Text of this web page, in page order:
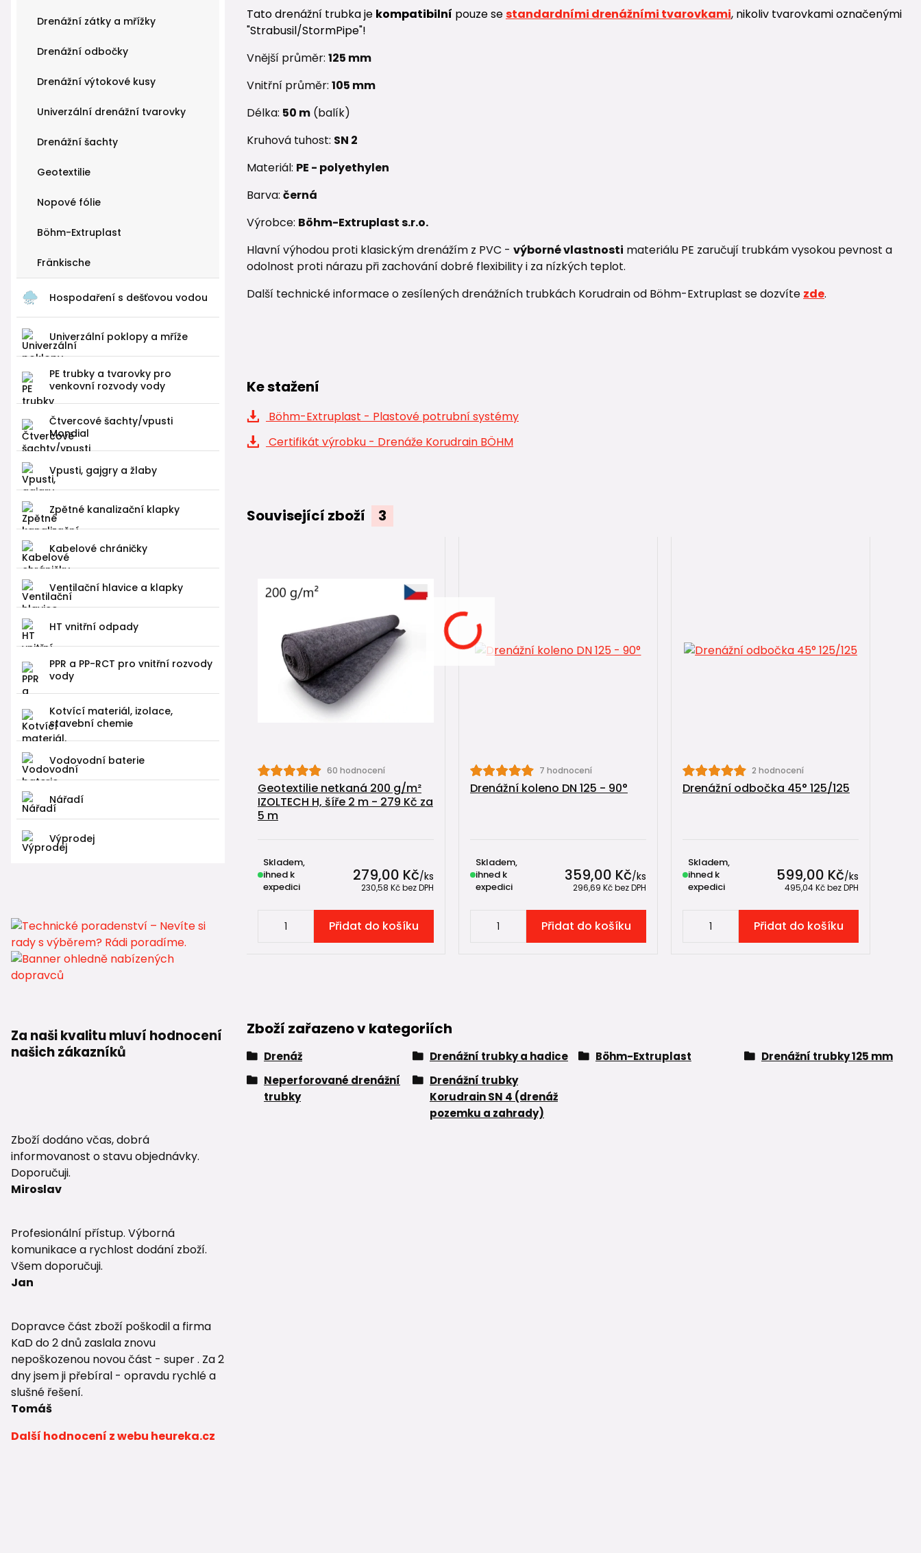
Drenážní zátky a mřížky
Drenážní odbočky
Drenážní výtokové kusy
Univerzální drenážní tvarovky
Drenážní šachty
Geotextilie
Nopové fólie
Böhm-Extruplast
Fränkische
Hospodaření s dešťovou vodou
Univerzální poklopy a mříže
PE trubky a tvarovky pro
venkovní rozvody vody
Čtvercové šachty/vpusti
Mondial
Vpusti, gajgry a žlaby
Zpětné kanalizační klapky
Kabelové chráničky
Ventilační hlavice a klapky
HT vnitřní odpady
PPR a PP-RCT pro vnitřní rozvody
vody
Kotvící materiál, izolace,
stavební chemie
Vodovodní baterie
Nářadí
Výprodej
Za naši kvalitu mluví hodnocení
našich zákazníků
Zboží dodáno včas, dobrá
informovanost o stavu objednávky.
Doporučuji.
Miroslav
Profesionální přístup. Výborná
komunikace a rychlost dodání zboží.
Všem doporučuji.
Jan
Dopravce část zboží poškodil a firma
KaD do 2 dnů zaslala znovu
nepoškozenou novou část - super . Za 2
dny jsem ji přebíral - opravdu rychlé a
slušné řešení.
Tomáš
Další hodnocení z webu heureka.cz
Tato drenážní trubka je kompatibilní pouze sestandardními drenážními tvarovkami, nikoliv tvarovkami označenými
"Strabusil/StormPipe"!
Vnější průměr: 125 mm
Vnitřní průměr: 105 mm
Délka: 50 m(balík)
Kruhová tuhost: SN 2
Materiál: PE - polyethylen
Barva: černá
Výrobce: Böhm-Extruplast s.r.o.
Hlavní výhodou proti klasickým drenážím z PVC - výborné vlastnosti materiálu PE zaručují trubkám vysokou pevnost a
odolnost proti nárazu při zachování dobré flexibility i za nízkých teplot.
Další technické informace o zesílených drenážních trubkách Korudrain od Böhm-Extruplast se dozvíte zde.
Ke stažení
Böhm-Extruplast - Plastové potrubní systémy
Certifikát výrobku - Drenáže Korudrain BÖHM
Související zboží 3
60 hodnocení
Geotextilie netkaná 200 g/m²
IZOLTECH H, šíře 2 m - 279 Kč za
5 m
279,00 Kč/ks
230,58 Kčbez DPH
Skladem,
ihned k
expedici
Přidat do košíku
7 hodnocení
Drenážní koleno DN 125 - 90°
359,00 Kč/ks
296,69 Kčbez DPH
Skladem,
ihned k
expedici
Přidat do košíku
2 hodnocení
Drenážní odbočka 45° 125/125
599,00 Kč/ks
495,04 Kčbez DPH
Skladem,
ihned k
expedici
Přidat do košíku
Zboží zařazeno v kategoriích
Drenáž Drenážní trubky a hadice Böhm-Extruplast
Drenážní trubky 125 mm
Neperforované drenážní
trubky
Drenážní trubky
Korudrain SN 4 (drenáž
pozemku a zahrady)